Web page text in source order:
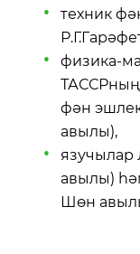
техник
физика-
фән
авылы),
язучылар
авылы)
Шөн